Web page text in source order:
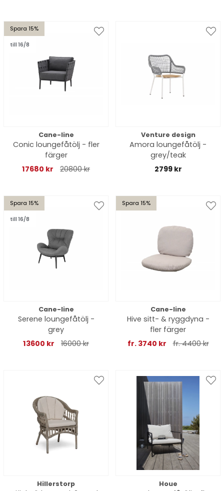
Spara 15%
till 16/8
Cane-line
Conic loungefåtölj - fler
färger
17680 kr
20800 kr
Venture design
Amora loungefåtölj -
grey/teak
2799 kr
Spara 15%
till 16/8
Cane-line
Serene loungefåtölj -
grey
13600 kr
16000 kr
Spara 15%
Cane-line
Hive sitt- & ryggdyna -
fler färger
fr. 3740 kr
fr. 4400 kr
Hillerstorp Houe